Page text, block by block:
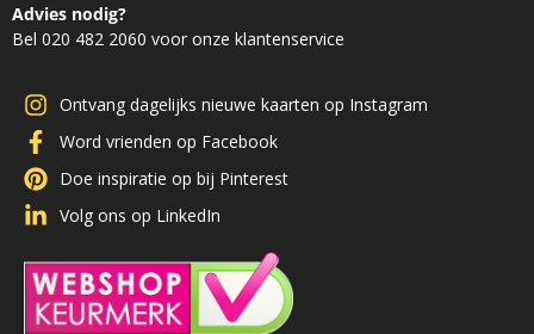
Advies nodig?
Bel 020 482 2060 voor onze klantenservice
Ontvang dagelijks nieuwe kaarten op Instagram
Word vrienden op Facebook
Doe inspiratie op bij Pinterest
Volg ons op LinkedIn